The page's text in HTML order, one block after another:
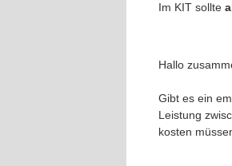
Im KIT sollte
Hallo
Gibt es ein
Leistung
kosten